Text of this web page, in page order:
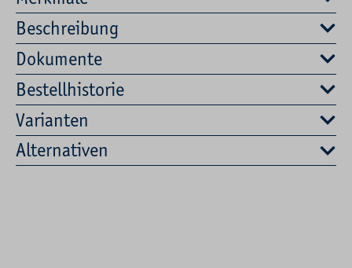
Beschreibung
Dokumente
Bestellhistorie
Varianten
Alternativen